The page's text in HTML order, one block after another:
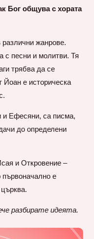
Бог общува с хората
различни жанрове.
с песни и молитви. Тя
трябва да се
Йоан е историческа
и Ефесяни, са писма,
до определени
и Откровение –
първоначално е
разбирате идеята.